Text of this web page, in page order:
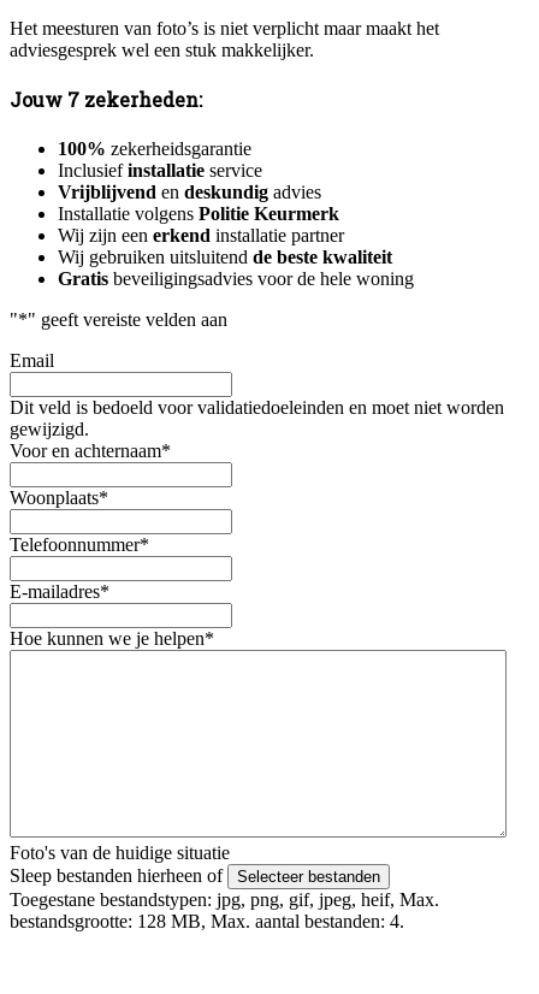
Het meesturen van foto’s is niet verplicht maar maakt het
adviesgesprek wel een stuk makkelijker.
Jouw 7 zekerheden:
100% zekerheidsgarantie
Inclusiefinstallatie service
Vrijblijvend en deskundig advies
Installatie volgens Politie Keurmerk
Wij zijn een erkend installatie partner
Wij gebruiken uitsluitend de beste kwaliteit
Gratis beveiligingsadvies voor de hele woning
"*" geeft vereiste velden aan
Email
Dit veld is bedoeld voor validatiedoeleinden en moet niet worden
gewijzigd.
Voor en achternaam*
Woonplaats*
Telefoonnummer*
E-mailadres*
Hoe kunnen we je helpen*
Foto's van de huidige situatie
Sleep bestanden hierheen of
Selecteer bestanden
Toegestane bestandstypen: jpg, png, gif, jpeg, heif, Max.
bestandsgrootte: 128 MB, Max. aantal bestanden: 4.